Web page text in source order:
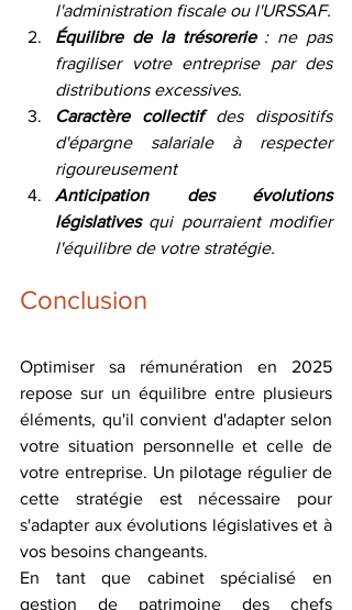
l'administration fiscale ou l'URSSAF.
Équilibre de la trésorerie : ne pas
fragiliser votre entreprise par des
distributions excessives.
Caractère collectif des dispositifs
d'épargne salariale à respecter
rigoureusement
Anticipation des évolutions
législatives qui pourraient modifier
l'équilibre de votre stratégie.
Conclusion
Optimiser sa rémunération en 2025
repose sur un équilibre entre plusieurs
éléments, qu'il convient d'adapter selon
votre situation personnelle et celle de
votre entreprise. Un pilotage régulier de
cette stratégie est nécessaire pour
s'adapter aux évolutions législatives et à
vos besoins changeants.
En tant que cabinet spécialisé en
gestion de patrimoine des chefs